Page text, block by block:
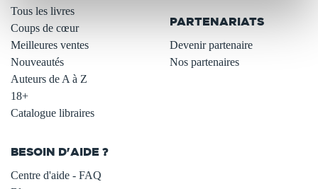
Tous les livres
Coups de cœur
Meilleures ventes
Nouveautés
Auteurs de A à Z
18+
Catalogue libraires
PARTENARIATS
Devenir partenaire
Nos partenaires
BESOIN D'AIDE ?
Centre d'aide - FAQ